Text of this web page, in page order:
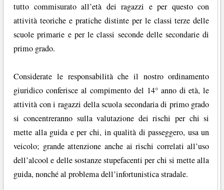
tutto commisurato all’età dei ragazzi e per questo con
attività teoriche e pratiche distinte per le classi terze delle
scuole primarie e per le classi seconde delle secondarie di
primo grado.
Considerate le responsabilità che il nostro ordinamento
giuridico conferisce al compimento del 14° anno di età, le
attività con i ragazzi della scuola secondaria di primo grado
si concentreranno sulla valutazione dei rischi per chi si
mette alla guida e per chi, in qualità di passeggero, usa un
veicolo; grande attenzione anche ai rischi correlati all’uso
dell’alcool e delle sostanze stupefacenti per chi si mette alla
guida, nonché al problema dell’infortunistica stradale.